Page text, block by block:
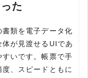
た
類を電子データ化
体が見渡せるUIであ
いです。帳票で手
、スピードともに